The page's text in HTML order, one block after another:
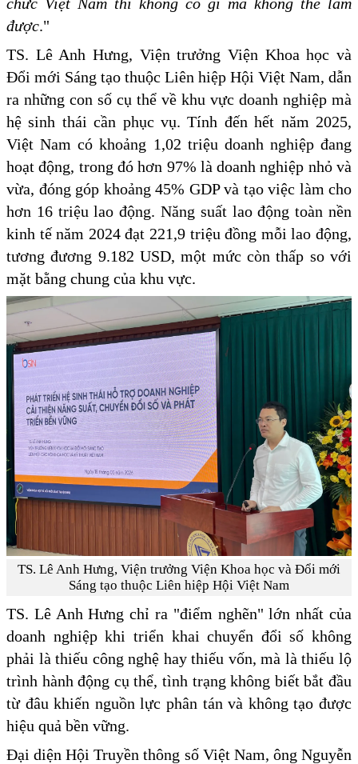
được."
TS. Lê Anh Hưng, Viện trưởng Viện Khoa học và
Đổi mới Sáng tạo thuộc Liên hiệp Hội Việt Nam, dẫn
ra những con số cụ thể về khu vực doanh nghiệp mà
hệ sinh thái cần phục vụ. Tính đến hết năm 2025,
Việt Nam có khoảng 1,02 triệu doanh nghiệp đang
hoạt động, trong đó hơn 97% là doanh nghiệp nhỏ và
vừa, đóng góp khoảng 45% GDP và tạo việc làm cho
hơn 16 triệu lao động. Năng suất lao động toàn nền
kinh tế năm 2024 đạt 221,9 triệu đồng mỗi lao động,
tương đương 9.182 USD, một mức còn thấp so với
mặt bằng chung của khu vực.
TS. Lê Anh Hưng, Viện trưởng Viện Khoa học và Đổi mới
Sáng tạo thuộc Liên hiệp Hội Việt Nam
TS. Lê Anh Hưng chỉ ra "điểm nghẽn" lớn nhất của
doanh nghiệp khi triển khai chuyển đổi số không
phải là thiếu công nghệ hay thiếu vốn, mà là thiếu lộ
trình hành động cụ thể, tình trạng không biết bắt đầu
từ đâu khiến nguồn lực phân tán và không tạo được
hiệu quả bền vững.
Đại diện Hội Truyền thông số Việt Nam, ông Nguyễn